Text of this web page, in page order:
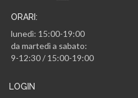
ORARI:
lunedì: 15:00-19:00
da martedì a sabato:
9-12:30 / 15:00-19:00
LOGIN